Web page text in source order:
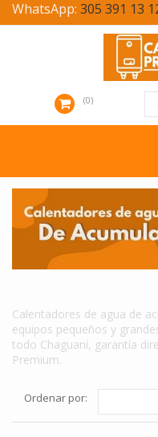
WhatsApp: 305 391 13
0
Calentadores de agua de
equipos pequeños y
todo Chaguaní, garantía
Premium.
Ordenar por: